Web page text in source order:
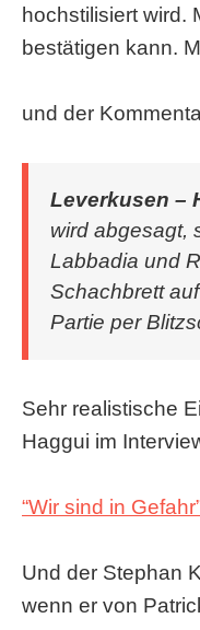
hochstilisiert wird.
bestätigen kann.
und der
Leverkusen –
wird abgesagt,
Labbadia und
Schachbrett
Partie per
Sehr realistische
Haggui im
“Wir sind in
Und der Stephan
wenn er von